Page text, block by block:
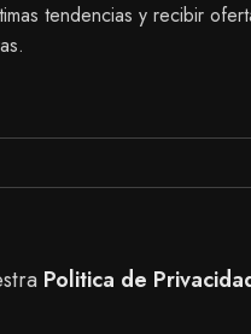
tendencias y recibir
Politica de
tu pedido a domicilio a
para tener una mejor